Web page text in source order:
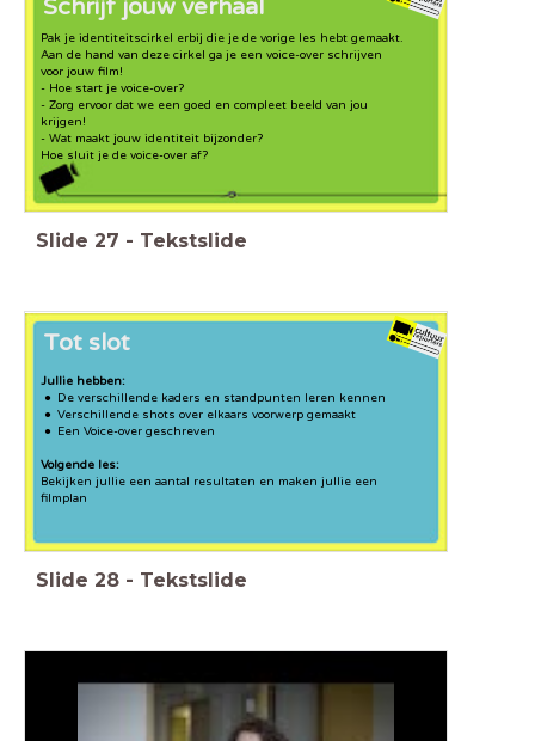
Pak je identiteitscirkel erbij die je de vorige les hebt gemaakt.
Aan de hand van deze cirkel ga je een voice-over schrijven
voor jouw film!
- Hoe start je voice-over?
- Zorg ervoor dat we een goed en compleet beeld van jou
krijgen!
- Wat maakt jouw identiteit bijzonder?
Hoe sluit je de voice-over af?
Schrijf jouw verhaal
Slide 27 - Tekstslide
Tot slot
Jullie hebben:
De verschillende kaders en standpunten leren kennen
Verschillende shots over elkaars voorwerp gemaakt
Een Voice-over geschreven
Volgende les:
Bekijken jullie een aantal resultaten en maken jullie een
filmplan
Slide 28 - Tekstslide